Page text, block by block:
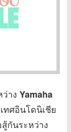
าง Yamaha
ทศอินโดนิเชีย
กันระหว่าง